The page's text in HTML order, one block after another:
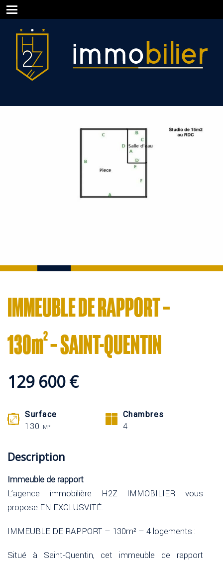
IMMEUBLE DE RAPPORT –
130m² – SAINT-QUENTIN
129 600 €
Surface
130 M²
Chambres
4
Description
Immeuble de rapport
L’agence immobilière H2Z IMMOBILIER vous
propose EN EXCLUSVITÉ:
IMMEUBLE DE RAPPORT – 130m² – 4 logements :
Situé à Saint-Quentin, cet immeuble de rapport